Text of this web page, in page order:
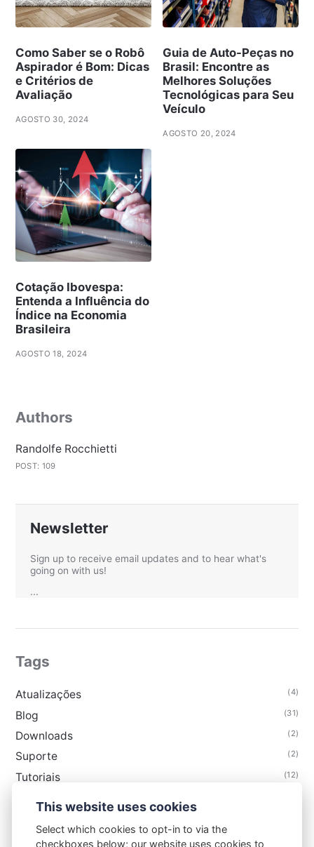
Como Saber se o Robô
Aspirador é Bom: Dicas
e Critérios de
Avaliação
AGOSTO 30, 2024
Guia de Auto-Peças no
Brasil: Encontre as
Melhores Soluções
Tecnológicas para Seu
Veículo
AGOSTO 20, 2024
Cotação Ibovespa:
Entenda a Influência do
Índice na Economia
Brasileira
AGOSTO 18, 2024
Authors
Randolfe Rocchietti
POST: 109
Newsletter
Sign up to receive email updates and to hear what's
going on with us!
...
Tags
Atualizações (4)
Blog (31)
Downloads (2)
Suporte (2)
Tutoriais (12)
This website uses cookies
Select which cookies to opt-in to via the
checkboxes below; our website uses cookies to